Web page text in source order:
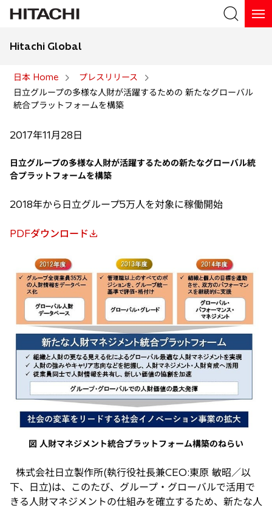
検索
Hitachi Global
日本 Home
プレスリリース
日立グループの多様な人財が活躍するための 新たなグローバル
統合プラットフォームを構築
2017年11月28日
日立グループの多様な人財が活躍するための新たなグローバル統
合プラットフォームを構築
2018年から日立グループ5万人を対象に稼働開始
PDFダウンロード
新
開
図 人財マネジメント統合プラットフォーム構築のねらい
株式会社日立製作所(執行役社長兼CEO:東原 敏昭／以
下、日立)は、このたび、グループ・グローバルで活用で
きる人財マネジメントの仕組みを確立するため、新たな人